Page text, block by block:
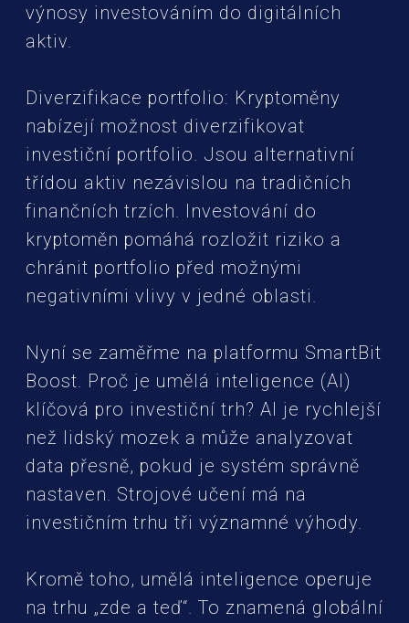
výnosy investováním do digitálních
aktiv.
Diverzifikace portfolio: Kryptoměny
nabízejí možnost diverzifikovat
investiční portfolio. Jsou alternativní
třídou aktiv nezávislou na tradičních
finančních trzích. Investování do
kryptoměn pomáhá rozložit riziko a
chránit portfolio před možnými
negativními vlivy v jedné oblasti.
Nyní se zaměřme na platformu SmartBit
Boost. Proč je umělá inteligence (AI)
klíčová pro investiční trh? AI je rychlejší
než lidský mozek a může analyzovat
data přesně, pokud je systém správně
nastaven. Strojové učení má na
investičním trhu tři významné výhody.
Kromě toho, umělá inteligence operuje
na trhu „zde a teď“. To znamená globální